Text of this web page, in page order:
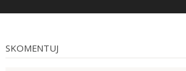
SKOMENTUJ